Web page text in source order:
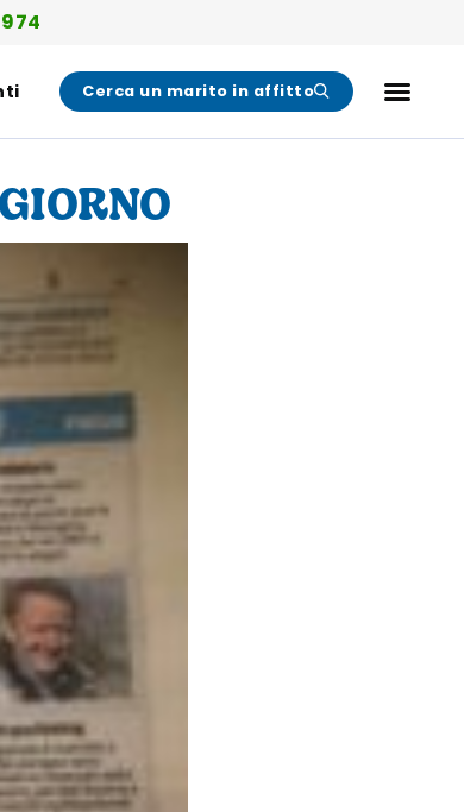
Cerca un marito in affitto